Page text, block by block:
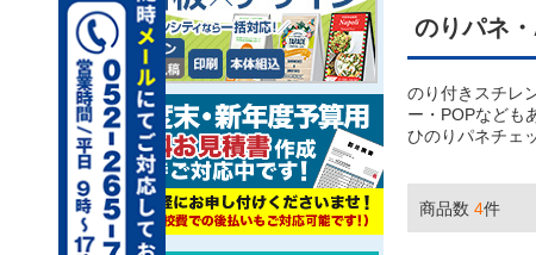
のりパネ
のり付きスチレ
ー・POPなども
ひのりパネチェ
商品数 4件